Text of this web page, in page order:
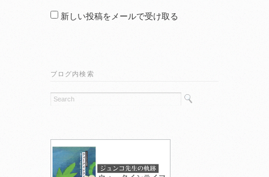
新しい投稿をメールで受け取る
ブログ内検索